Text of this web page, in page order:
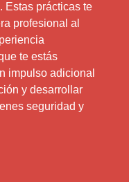
Estas prácticas te
profesional al
te estás
impulso adicional
y desarrollar
seguridad y